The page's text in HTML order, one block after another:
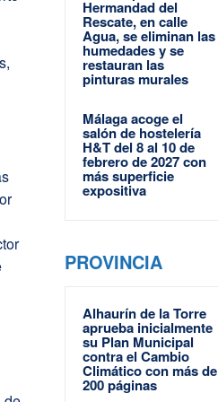
Hermandad del
Rescate, en calle
Agua, se eliminan las
humedades y se
restauran las
pinturas murales
Málaga acoge el
salón de hostelería
H&T del 8 al 10 de
febrero de 2027 con
más superficie
expositiva
PROVINCIA
Alhaurín de la Torre
aprueba inicialmente
su Plan Municipal
contra el Cambio
Climático con más de
200 páginas